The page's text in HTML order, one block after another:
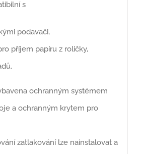
s
podavači,
příjem papíru z roličky,
ochranným systémem
a ochranným krytem pro
zatlakování lze nainstalovat a